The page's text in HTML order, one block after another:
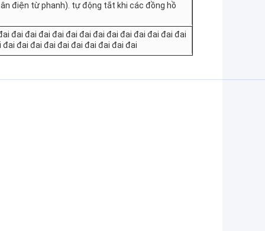
điện từ phanh). tự động tắt khi các đồng hồ
đai đai đai đai đai đai đai đai đai đai đai đai đai
đai đai đai đai đai đai đai đai đai